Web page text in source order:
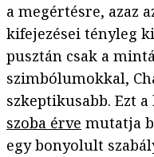
a megértésre, azaz
kifejezései tényleg
pusztán csak a
szimbólumokkal,
szkeptikusabb. Ezt
szoba érve mutatja
egy bonyolult